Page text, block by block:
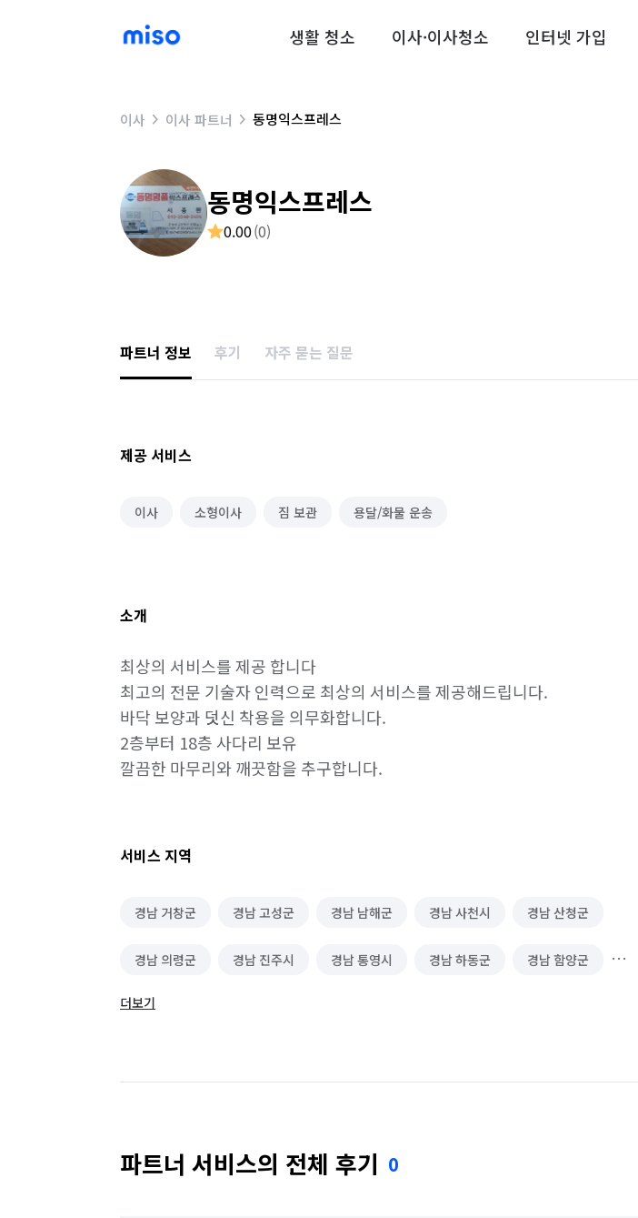
생활 청소 이사·이사청소 인터넷 가입
이사 이사 파트너 동명익스프레스
동명익스프레스
0.00(0)
파트너 정보 후기 자주 묻는 질문
제공 서비스
이사 소형이사 짐 보관 용달/화물 운송
소개
최상의 서비스를 제공 합니다
최고의 전문 기술자 인력으로 최상의 서비스를 제공해드립니다.
바닥 보양과 덧신 착용을 의무화합니다.
2층부터 18층 사다리 보유
깔끔한 마무리와 깨끗함을 추구합니다.
서비스 지역
경남 거창군 경남 고성군 경남 남해군 경남 사천시 경남 산청군
경남 의령군 경남 진주시 경남 통영시 경남 하동군 경남 함양군
경남 합천군
더보기
파트너 서비스의 전체 후기 0